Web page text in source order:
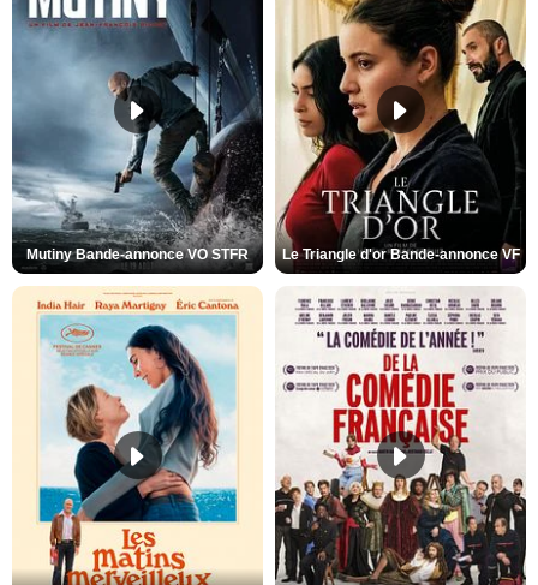
Mutiny Bande-annonce VO STFR Le Triangle d'or Bande-annonce VF